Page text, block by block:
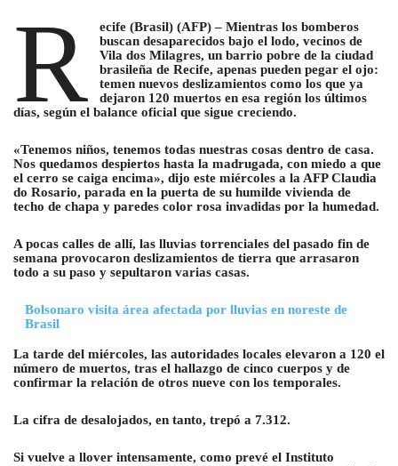
R
ecife (Brasil) (AFP) – Mientras los bomberos
buscan desaparecidos bajo el lodo, vecinos de
Vila dos Milagres, un barrio pobre de la ciudad
brasileña de Recife, apenas pueden pegar el ojo:
temen nuevos deslizamientos como los que ya
dejaron 120 muertos en esa región los últimos
días, según el balance oficial que sigue creciendo.
«Tenemos niños, tenemos todas nuestras cosas dentro de casa.
Nos quedamos despiertos hasta la madrugada, con miedo a que
el cerro se caiga encima», dijo este miércoles a la AFP Claudia
do Rosario, parada en la puerta de su humilde vivienda de
techo de chapa y paredes color rosa invadidas por la humedad.
A pocas calles de allí, las lluvias torrenciales del pasado fin de
semana provocaron deslizamientos de tierra que arrasaron
todo a su paso y sepultaron varias casas.
Bolsonaro visita área afectada por lluvias en noreste de
Brasil
La tarde del miércoles, las autoridades locales elevaron a 120 el
número de muertos, tras el hallazgo de cinco cuerpos y de
confirmar la relación de otros nueve con los temporales.
La cifra de desalojados, en tanto, trepó a 7.312.
Si vuelve a llover intensamente, como prevé el Instituto